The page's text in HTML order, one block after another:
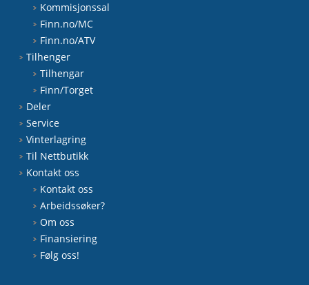
Kommisjonssal
Finn.no/MC
Finn.no/ATV
Tilhenger
Tilhengar
Finn/Torget
Deler
Service
Vinterlagring
Til Nettbutikk
Kontakt oss
Kontakt oss
Arbeidssøker?
Om oss
Finansiering
Følg oss!